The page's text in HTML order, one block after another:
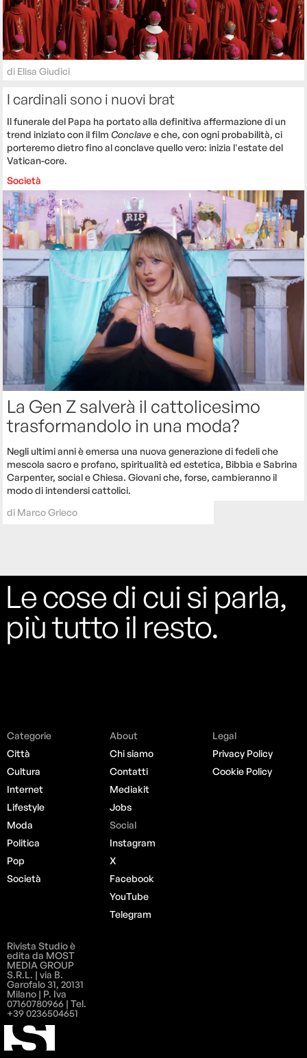
di Elisa Giudici
I cardinali sono i nuovi brat
Il funerale del Papa ha portato alla definitiva affermazione di un
trend iniziato con il filmConclave e che, con ogni probabilità, ci
porteremo dietro fino al conclave quello vero: inizia l'estate del
Vatican-core.
Società
La Gen Z salverà il cattolicesimo
trasformandolo in una moda?
Negli ultimi anni è emersa una nuova generazione di fedeli che
mescola sacro e profano, spiritualità ed estetica, Bibbia e Sabrina
Carpenter, social e Chiesa. Giovani che, forse, cambieranno il
modo di intendersi cattolici.
di Marco Grieco
Le cose di cui si parla,
più tutto il resto.
Categorie
Città
Cultura
Internet
Lifestyle
Moda
Politica
Pop
Società
About
Chi siamo
Contatti
Mediakit
Jobs
Social
Instagram
X
Facebook
YouTube
Telegram
Legal
Privacy Policy
Cookie Policy
Rivista Studio è
edita da MOST
MEDIA GROUP
S.R.L. | via B.
Garofalo 31, 20131
Milano | P. Iva
07160780966 | Tel.
+39 0236504651